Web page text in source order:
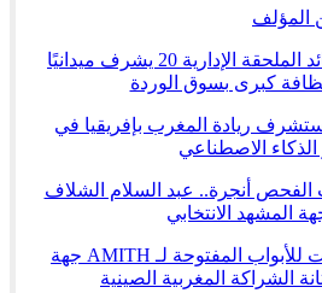
المؤلف
طنجة..قائد الملحقة الإدارية 20 يشرف ميدانيًا
كبرى بسوق الوردة
ريادة المغرب بإفريقيا في
الاصطناعي
الفحص أنجرة.. عبد السلام الشلاف
المشهد الانتخابي
نجاح لافت للأبواب المفتوحة لـ AMITH جهة
الشراكة المغربية الصينية